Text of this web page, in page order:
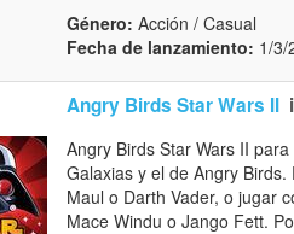
Género: Acción / Casual
Fecha de lanzamiento: 1/3/
Angry Birds Star Wars II
Angry Birds Star Wars II
Galaxias y el de Angry
Maul o Darth Vader, o jugar
Mace Windu o Jango Fett.